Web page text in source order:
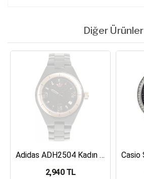
Diğer Ürünler
Adidas ADH2504 Kadın Kol Saati
2,940 TL